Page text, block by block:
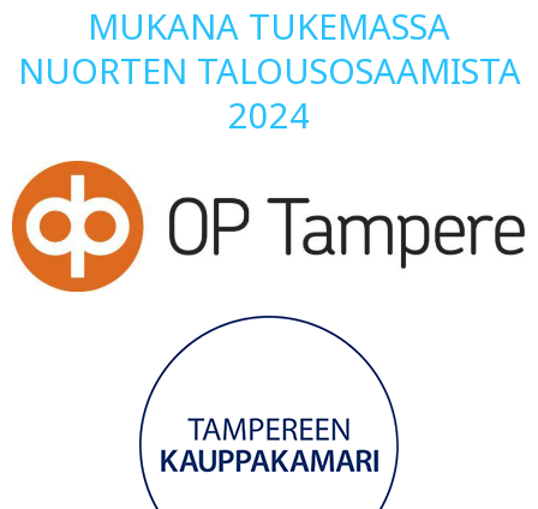
MUKANA TUKEMASSA
NUORTEN TALOUSOSAAMISTA
2024